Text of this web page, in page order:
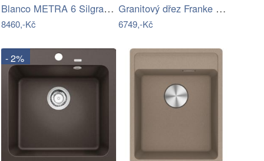
Blanco METRA 6 Silgranit bílá soft…
8460,-Kč
Granitový dřez Franke MRG 610-52 RTL…
6749,-Kč
- 2%